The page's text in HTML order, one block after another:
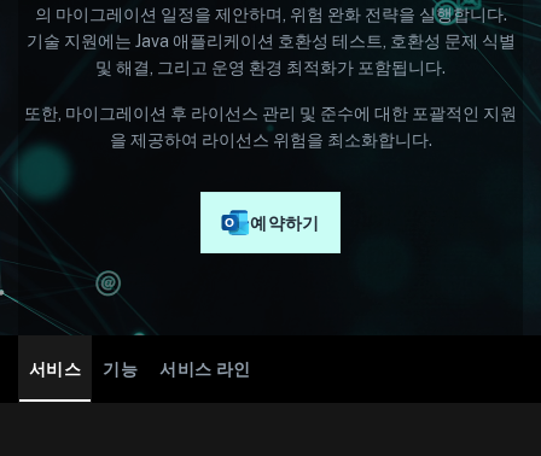
의 마이그레이션 일정을 제안하며, 위험 완화 전략을 실행합니다.
기술 지원에는 Java 애플리케이션 호환성 테스트, 호환성 문제 식별
및 해결, 그리고 운영 환경 최적화가 포함됩니다.
또한, 마이그레이션 후 라이선스 관리 및 준수에 대한 포괄적인 지원
을 제공하여 라이선스 위험을 최소화합니다.
예약하기
서비스 기능 서비스 라인